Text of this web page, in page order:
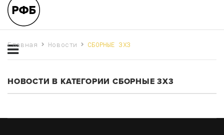
Главная Новости СБОРНЫЕ 3Х3
НОВОСТИ В КАТЕГОРИИ СБОРНЫЕ 3Х3